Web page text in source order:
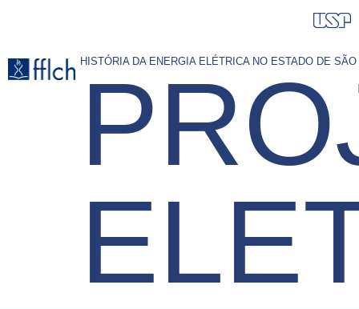
conteúdo
HISTÓRIA DA ENERGIA ELÉTRICA NO ESTADO DE